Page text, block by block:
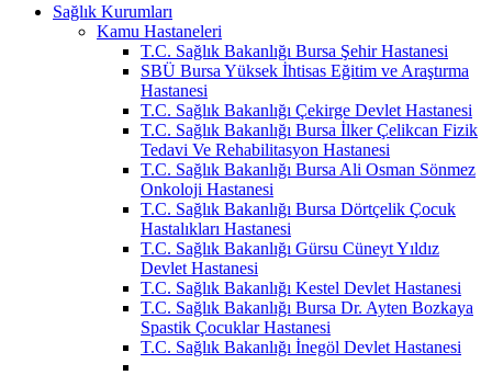
Sağlık Kurumları
Kamu Hastaneleri
T.C. Sağlık Bakanlığı Bursa Şehir Hastanesi
SBÜ Bursa Yüksek İhtisas Eğitim ve Araştırma
Hastanesi
T.C. Sağlık Bakanlığı Çekirge Devlet Hastanesi
T.C. Sağlık Bakanlığı Bursa İlker Çelikcan Fizik
Tedavi Ve Rehabilitasyon Hastanesi
T.C. Sağlık Bakanlığı Bursa Ali Osman Sönmez
Onkoloji Hastanesi
T.C. Sağlık Bakanlığı Bursa Dörtçelik Çocuk
Hastalıkları Hastanesi
T.C. Sağlık Bakanlığı Gürsu Cüneyt Yıldız
Devlet Hastanesi
T.C. Sağlık Bakanlığı Kestel Devlet Hastanesi
T.C. Sağlık Bakanlığı Bursa Dr. Ayten Bozkaya
Spastik Çocuklar Hastanesi
T.C. Sağlık Bakanlığı İnegöl Devlet Hastanesi